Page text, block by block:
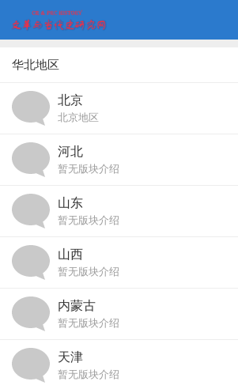
华北地区
北京
北京地区
河北
暂无版块介绍
山东
暂无版块介绍
山西
暂无版块介绍
内蒙古
暂无版块介绍
天津
暂无版块介绍